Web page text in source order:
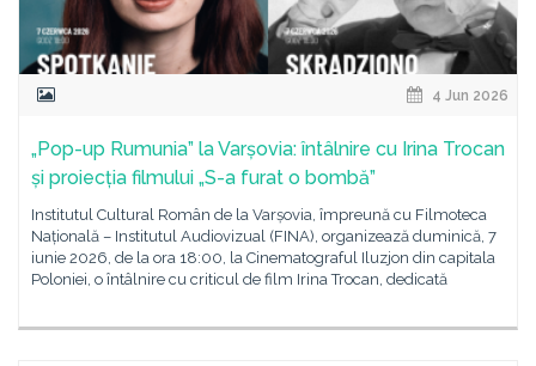
4 Jun 2026
„Pop-up Rumunia” la Varșovia: întâlnire cu Irina Trocan
și proiecția filmului „S-a furat o bombă”
Institutul Cultural Român de la Varșovia, împreună cu Filmoteca
Națională – Institutul Audiovizual (FINA), organizează duminică, 7
iunie 2026, de la ora 18:00, la Cinematograful Iluzjon din capitala
Poloniei, o întâlnire cu criticul de film Irina Trocan, dedicată